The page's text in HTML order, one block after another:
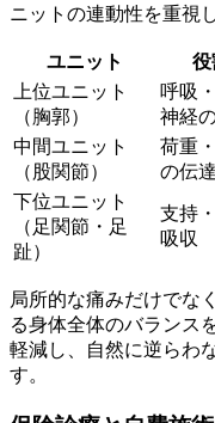
ニットの連動性を重視
ユニット 役
上位ユニット
（胸郭）
呼吸
神経
中間ユニット
（股関節）
荷重
の伝達
下位ユニット
（足関節・足
趾）
支持
吸収
局所的な痛みだけでな
る身体全体のバランス
軽減し、自然に逆らわ
す。